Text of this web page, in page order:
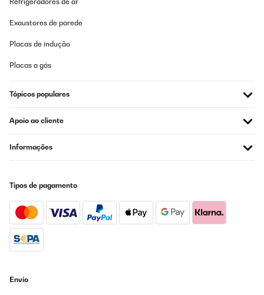
Ich benutze den Klarstein DryFy Connect 60L Luftentfeuchter nun
Stunden einen deutlichen Unterschied im Raumklima.Ein paar
das Wohnzimmer ist es daher nur bedingt geeignet, wenn man
niedriger angezeigt als auf meinem separaten Hygrometer – der
ist der Luftentfeuchter leistungsstark und zuverlässig, aber es
gibt noch Verbesserungspotenzial bei Lautstärke, Genauigkeit
und Funktionen.
Amazon-Benutzer
Exaustores de parede
Placas de indução
Placas a gás
Tópicos populares
Apoio ao cliente
Informações
Tipos de pagamento
Envio